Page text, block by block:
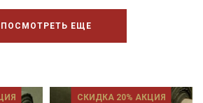
ПОСМОТРЕТЬ ЕЩЕ
СКИДКА 20% АКЦИЯ